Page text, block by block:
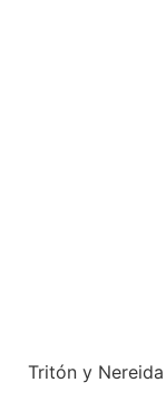
Tritón y Nereida